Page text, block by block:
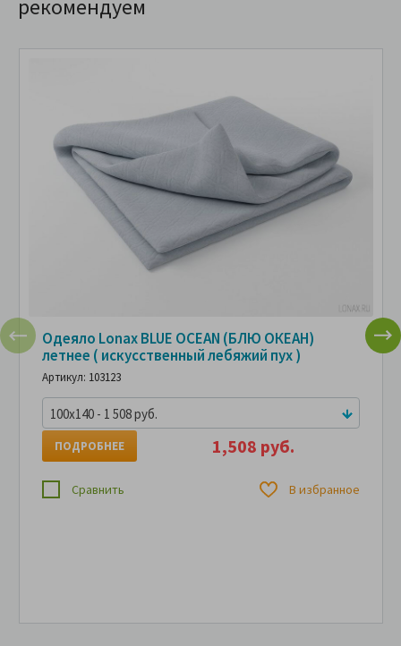
рекомендуем
Одеяло Lonax BLUE OCEAN (БЛЮ ОКЕАН)
летнее ( искусственный лебяжий пух )
Артикул: 103123
100x140 - 1 508 руб.
1,508 руб.
ПОДРОБНЕЕ
Сравнить В избранное